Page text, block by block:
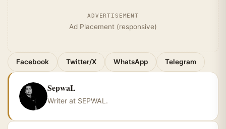
ADVERTISEMENT
Ad Placement (responsive)
Facebook Twitter/X WhatsApp Telegram
SepwaL
Writer at SEPWAL.